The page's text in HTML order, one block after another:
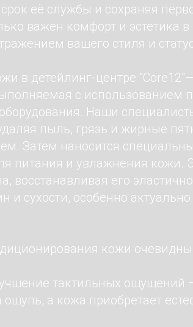
её службы и сохраняя
важен комфорт и эстетика
вашего стиля и
в детейлинг-центре
с использованием
Наши
пыль, грязь и жирные
Затем наносится
питания и увлажнения кожи.
восстанавливая его
и сухости, особенно актуально
кожи
тактильных ощущений
а кожа приобретает